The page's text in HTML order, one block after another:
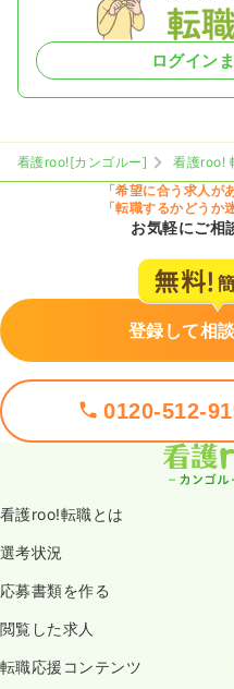
ログイン
看護roo![カンゴルー] 看護roo!
「希望に合う求人が
「転職するかどうか
お気軽にご相
登録して相
0120-512-
看護roo!転職とは
選考状況
応募書類を作る
閲覧した求人
転職応援コンテンツ